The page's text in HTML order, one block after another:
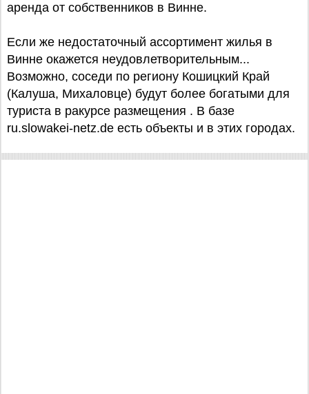
аренда от собственников в Винне.
Если же недостаточный ассортимент жилья в
Винне окажется неудовлетворительным...
Возможно, соседи по региону Кошицкий Край
(Калуша, Михаловце) будут более богатыми для
туриста в ракурсе размещения . В базе
ru.slowakei-netz.de есть объекты и в этих городах.